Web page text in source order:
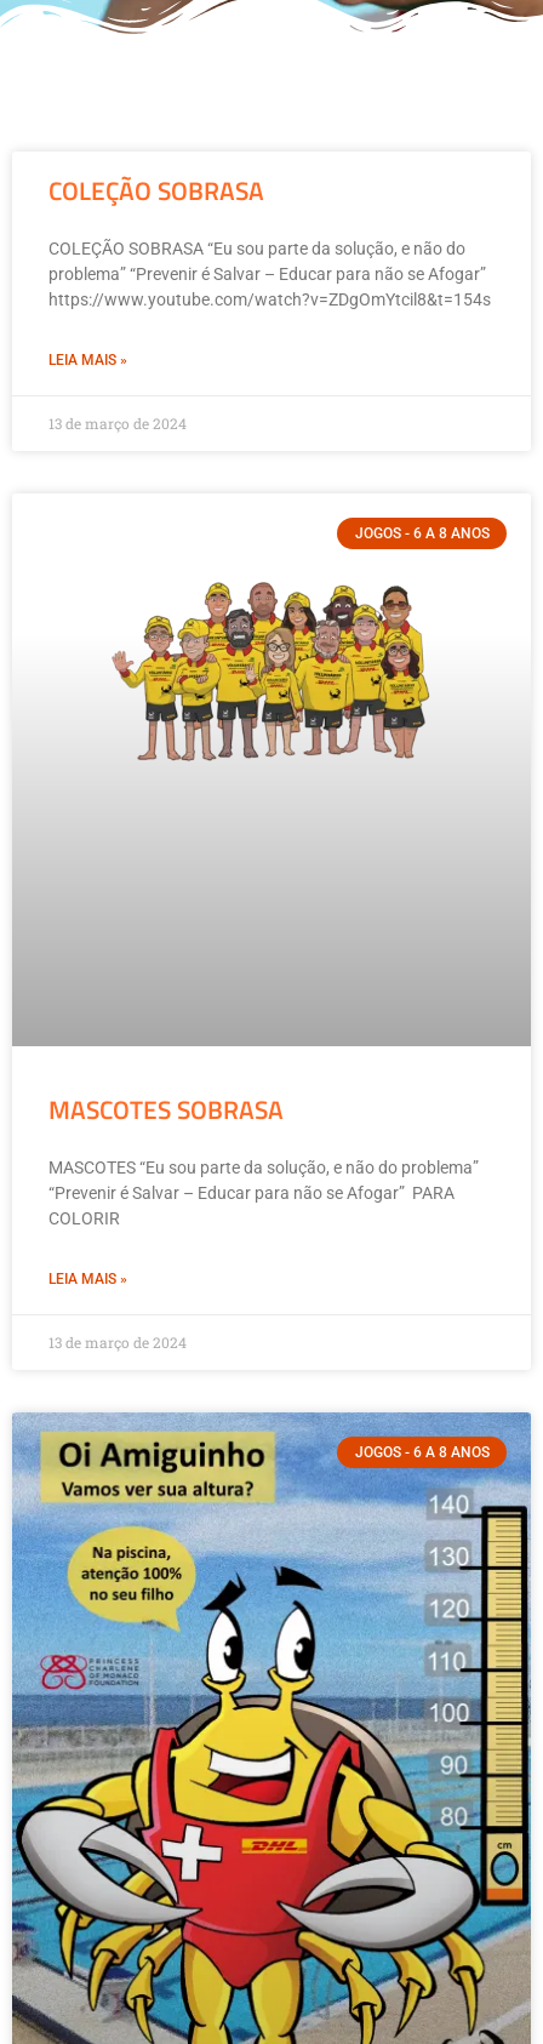
COLEÇÃO SOBRASA
COLEÇÃO SOBRASA “Eu sou parte da solução, e não do
problema” “Prevenir é Salvar – Educar para não se Afogar”
https://www.youtube.com/watch?v=ZDgOmYtcil8&t=154s
LEIA MAIS »
13 de março de 2024
JOGOS - 6 A 8 ANOS
MASCOTES SOBRASA
MASCOTES “Eu sou parte da solução, e não do problema”
“Prevenir é Salvar – Educar para não se Afogar” PARA
COLORIR
LEIA MAIS »
13 de março de 2024
JOGOS - 6 A 8 ANOS